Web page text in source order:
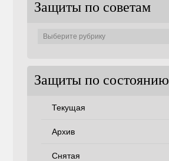
Защиты по советам
Защиты по состоянию
Текущая
Архив
Снятая